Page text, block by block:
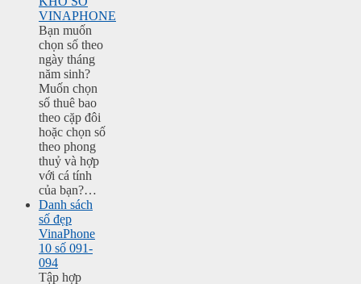
VINAPHONE
Bạn muốn
chọn số theo
ngày tháng
năm sinh?
Muốn chọn
số thuê bao
theo cặp đôi
hoặc chọn số
theo phong
thuỷ và hợp
với cá tính
của bạn?…
Danh sách
số đẹp
VinaPhone
10 số 091-
094
Tập hợp